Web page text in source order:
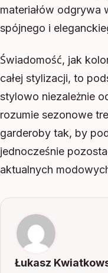
materiałów odgrywa
spójnego i
Świadomość, jak
całej stylizacji, to
stylowo niezależnie
rozumie sezonowe
garderoby tak, by
jednocześnie
aktualnych
Łukasz